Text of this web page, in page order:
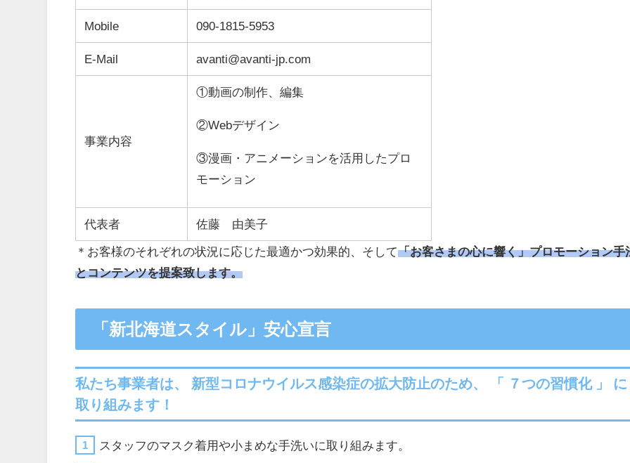
Mobile 090-1815-5953
E-Mail avanti@avanti-jp.com
事業内容
①動画の制作、編集
②Webデザイン
③漫画・アニメーションを活用したプロ
モーション
代表者 佐藤 由美子
＊お客様のそれぞれの状況に応じた最適かつ効果的、そして「お客さまの心に響く」プロモーション手
とコンテンツを提案致します。
「新北海道スタイル」安心宣言
私たち事業者は、 新型コロナウイルス感染症の拡大防止のため、 「 ７つの習慣化 」 に
取り組みます！
スタッフのマスク着用や小まめな手洗いに取り組みます。